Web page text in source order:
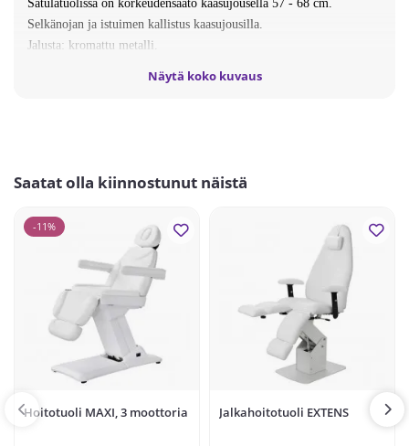
Satulatuolissa on korkeudensäätö kaasujousella 57 - 68 cm.
Selkänojan ja istuimen kallistus kaasujousilla.
Jalusta: kromattu metalli.
Näytä koko kuvaus
Saatat olla kiinnostunut näistä
-11%
Hoitotuoli MAXI, 3 moottoria Jalkahoitotuoli EXTENS